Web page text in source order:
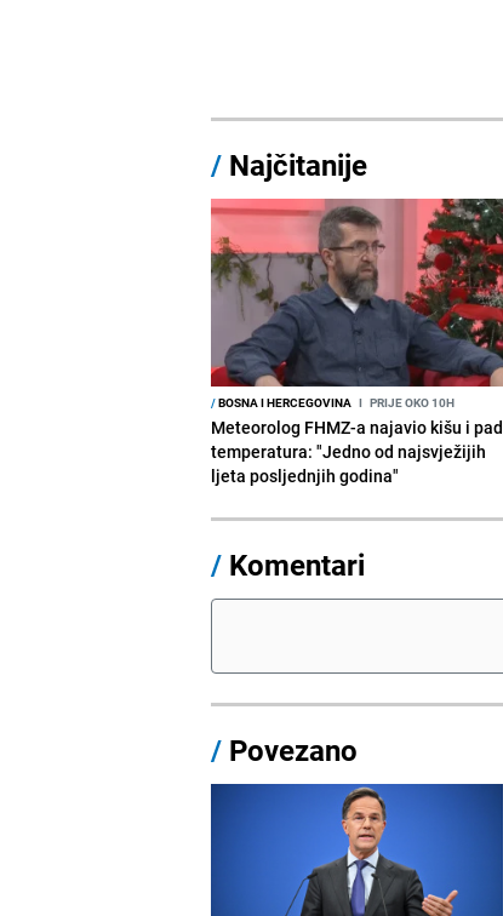
/ Najčitanije
/BOSNA I HERCEGOVINA I PRIJE OKO 10H
Meteorolog FHMZ-a najavio kišu i pad
temperatura: "Jedno od najsvježijih
ljeta posljednjih godina"
/ Komentari
/ Povezano